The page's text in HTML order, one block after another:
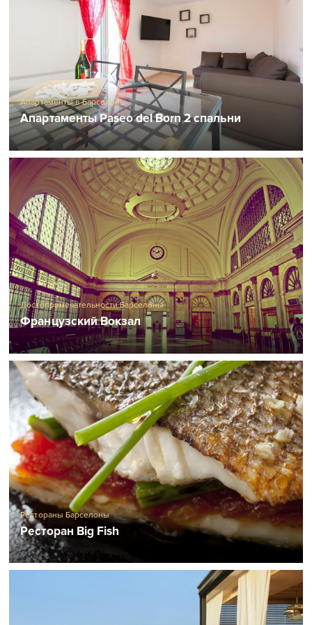
Апартаменты в Барселоне
Апартаменты Paseo del Born 2 спальни
Достопримечательности Барселоны
Французский Вокзал
Рестораны Барселоны
Ресторан Big Fish